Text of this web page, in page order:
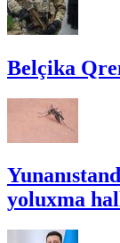
Belçika
yoluxma